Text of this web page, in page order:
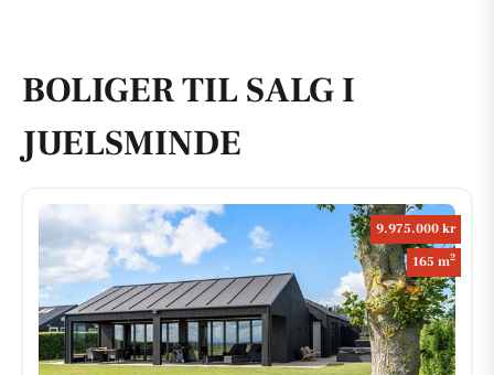
BOLIGER TIL SALG I
JUELSMINDE
9.975.000 kr
165 m2